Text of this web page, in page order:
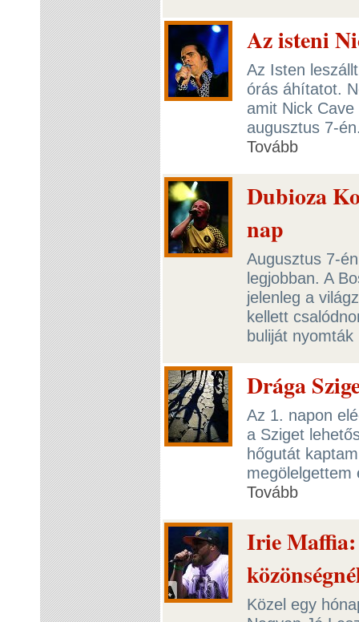
Az isteni
Az Isten
órás áhítatot.
amit Nick
augusztus 7-
Tovább
Dubioza
nap
Augusztus 7-
legjobban. A
jelenleg a
kellett
buliját
Drága
Az 1. napon
a Sziget
hőgutát
Tovább
Irie
Közel egy